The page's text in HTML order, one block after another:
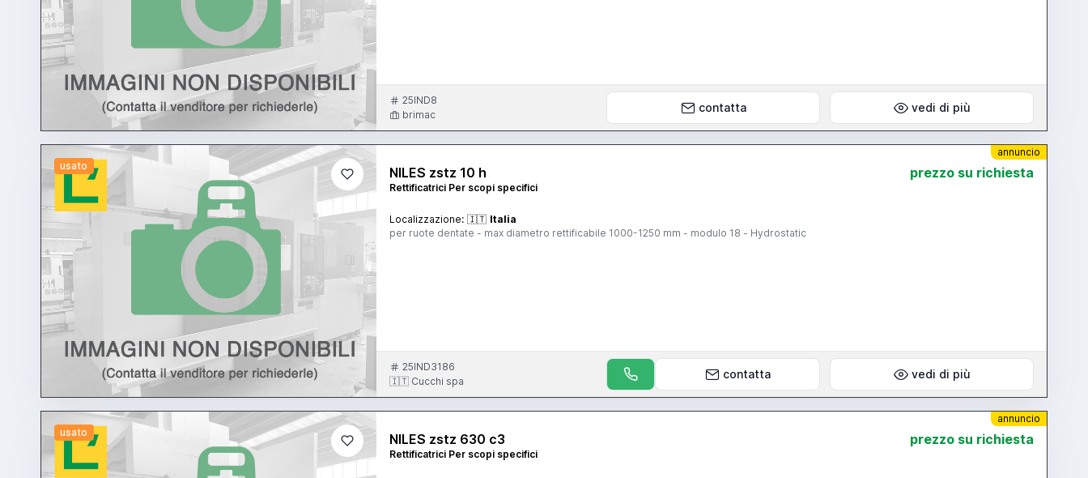
25IND8
brimac
contatta vedi di più
usato
annuncio
NILES zstz 10 h
Rettificatrici Per scopi specifici
prezzo su richiesta
Localizzazione: 🇮🇹 Italia
per ruote dentate - max diametro rettificabile 1000-1250 mm - modulo 18 - Hydrostatic
25IND3186
🇮🇹 Cucchi spa
contatta vedi di più
usato
annuncio
NILES zstz 630 c3
Rettificatrici Per scopi specifici
prezzo su richiesta